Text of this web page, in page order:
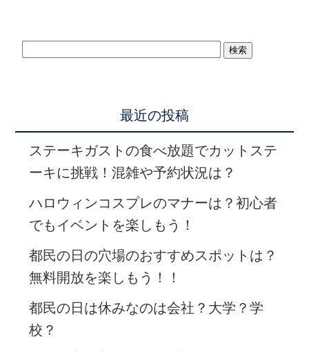
最近の投稿
ステーキガストの食べ放題でカットステ
ーキに挑戦！混雑や予約状況は？
ハロウィンコスプレのマナーは？初心者
でもイベントを楽しもう！
都民の日の穴場のおすすめスポットは？
無料開放を楽しもう！！
都民の日は休みなのは会社？大学？学
校？